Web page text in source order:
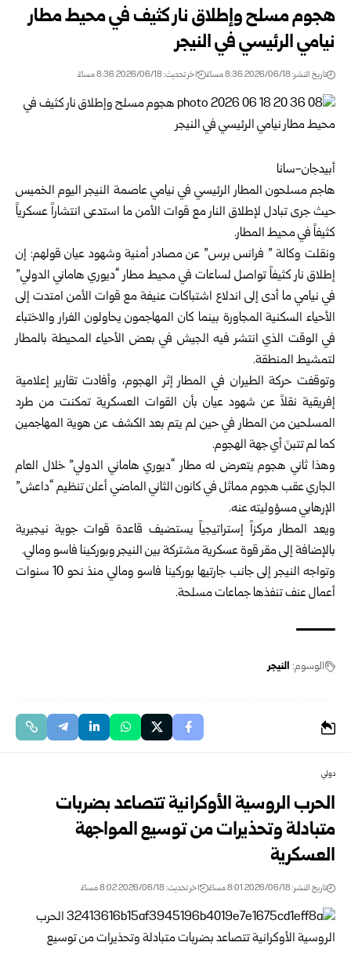
هجوم مسلح وإطلاق نار كثيف في محيط مطار
نيامي الرئيسي في النيجر
تاريخ النشر: 2026/06/18 8:36 مساءً اخر تحديث: 2026/06/18 8:36 مساءً
أبيدجان-سانا
هاجم مسلحون المطار الرئيسي في نيامي عاصمة النيجراليوم الخميس
حيث جرى تبادل لإطلاق النار مع قوات الأمن ما استدعى انتشاراً عسكرياً
كثيفاً في محيط المطار.
ونقلت وكالة ” فرانس برس” عن مصادر أمنية وشهود عيان قولهم: إن
إطلاق نار كثيفاً تواصل لساعات في محيط مطار “ديوري هاماني الدولي”
في نيامي ما أدى إلى اندلاع اشتباكات عنيفة مع قوات الأمن امتدت إلى
الأحياء السكنية المجاورة بينما كان المهاجمون يحاولون الفرار والاختباء
في الوقت الذي انتشر فيه الجيش في بعض الأحياء المحيطة بالمطار
لتمشيط المنطقة.
وتوقفت حركة الطيران في المطار إثر الهجوم، وأفادت تقارير إعلامية
إفريقية نقلاً عن شهود عيان بأن القوات العسكرية تمكنت من طرد
المسلحين من المطار في حين لم يتم بعد الكشف عن هوية المهاجمين
كما لم تتبنَ أي جهة الهجوم.
وهذا ثاني هجوم يتعرض له مطار “ديوري هاماني الدولي” خلال العام
الجاري عقب هجوم مماثل في كانون الثاني الماضي أعلن تنظيم “داعش”
الإرهابي مسؤوليته عنه.
ويعد المطار مركزاً إستراتيجياً يستضيف قاعدة قوات جوية نيجيرية
بالإضافة إلى مقر قوة عسكرية مشتركة بين النيجر وبوركينا فاسو ومالي.
وتواجه النيجر إلى جانب جارتيها بوركينا فاسو ومالي منذ نحو 10 سنوات
أعمال عنف تنفذها جماعات مسلحة.
الوسوم: النيجر
دولي
الحرب الروسية الأوكرانية تتصاعد بضربات
متبادلة وتحذيرات من توسيع المواجهة
العسكرية
تاريخ النشر: 2026/06/18 8:01 مساءً اخر تحديث: 2026/06/18 8:02 مساءً